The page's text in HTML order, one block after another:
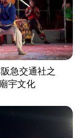
急交通社之
宇文化